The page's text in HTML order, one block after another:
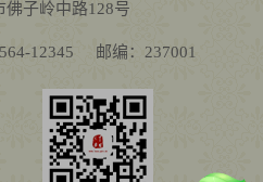
佛子岭中路128号
12345 邮编：237001